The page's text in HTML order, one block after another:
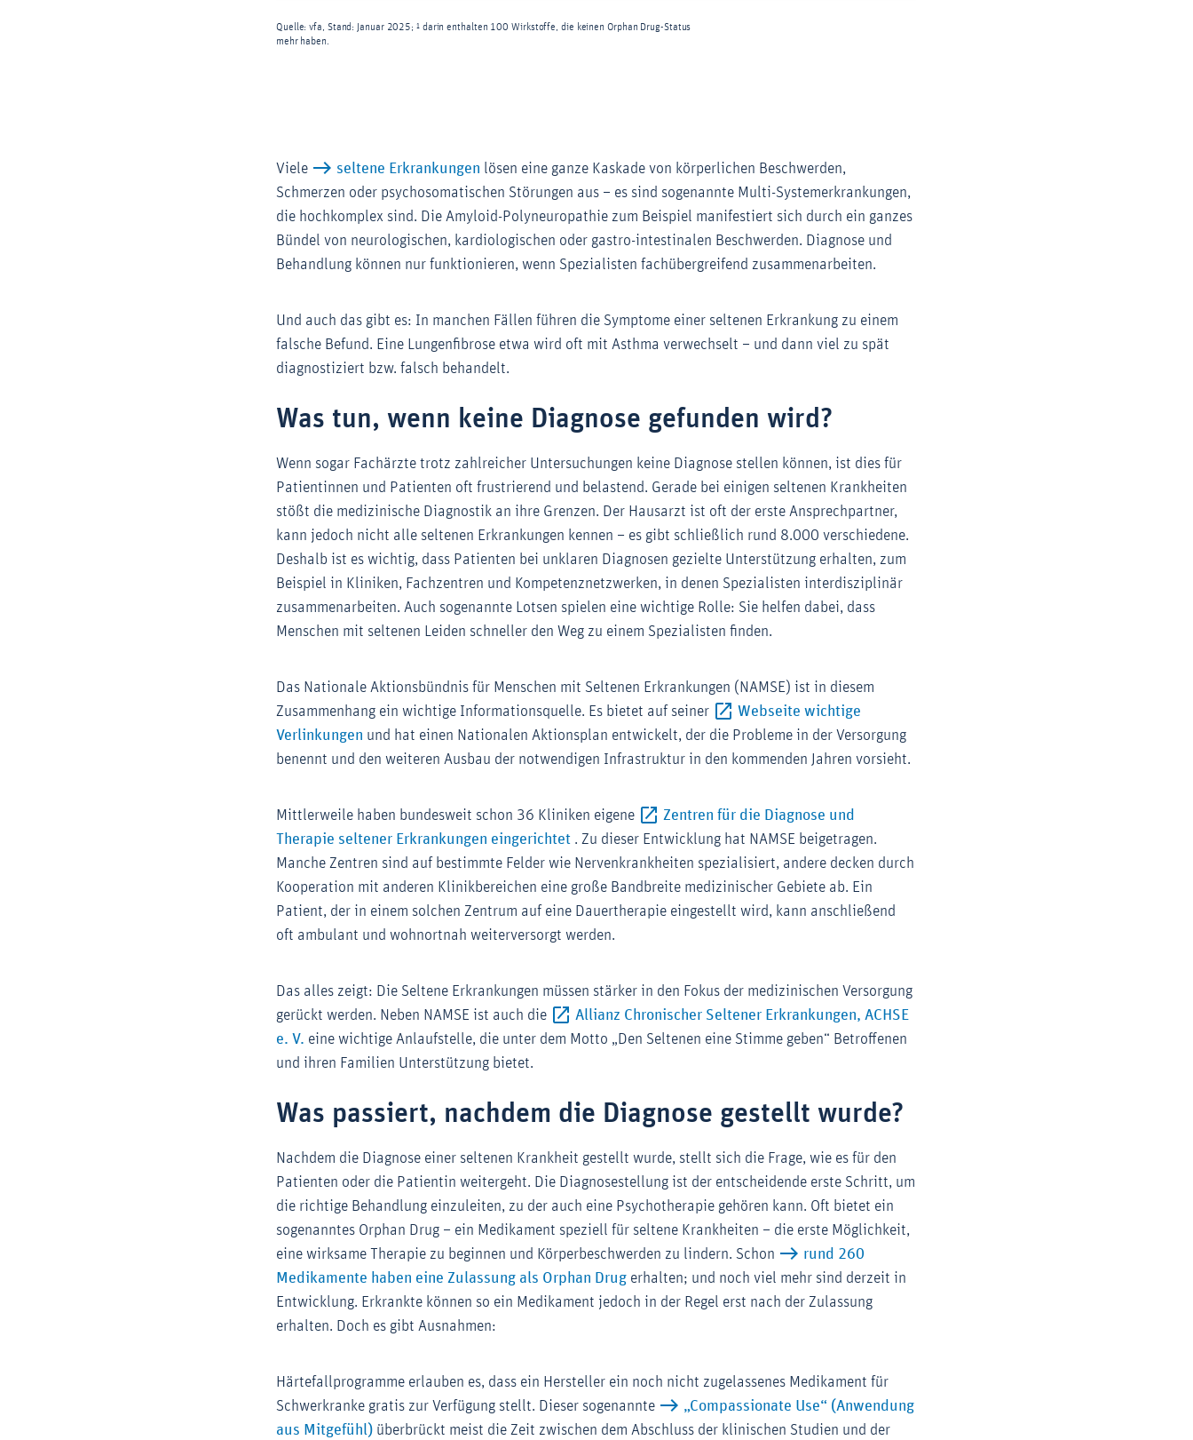
Viele seltene Erkrankungen lösen eine ganze Kaskade von körperlichen Beschwerden,
Schmerzen oder psychosomatischen Störungen aus – es sind sogenannte Multi-Systemerkrankungen,
die hochkomplex sind. Die Amyloid-Polyneuropathie zum Beispiel manifestiert sich durch ein ganzes
Bündel von neurologischen, kardiologischen oder gastro-intestinalen Beschwerden. Diagnose und
Behandlung können nur funktionieren, wenn Spezialisten fachübergreifend zusammenarbeiten.
Und auch das gibt es: In manchen Fällen führen die Symptome einer seltenen Erkrankung zu einem
falsche Befund. Eine Lungenfibrose etwa wird oft mit Asthma verwechselt – und dann viel zu spät
diagnostiziert bzw. falsch behandelt.
Was tun, wenn keine Diagnose gefunden wird?
Wenn sogar Fachärzte trotz zahlreicher Untersuchungen keine Diagnose stellen können, ist dies für
Patientinnen und Patienten oft frustrierend und belastend. Gerade bei einigen seltenen Krankheiten
stößt die medizinische Diagnostik an ihre Grenzen. Der Hausarzt ist oft der erste Ansprechpartner,
kann jedoch nicht alle seltenen Erkrankungen kennen – es gibt schließlich rund 8.000 verschiedene.
Deshalb ist es wichtig, dass Patienten bei unklaren Diagnosen gezielte Unterstützung erhalten, zum
Beispiel in Kliniken, Fachzentren und Kompetenznetzwerken, in denen Spezialisten interdisziplinär
zusammenarbeiten. Auch sogenannte Lotsen spielen eine wichtige Rolle: Sie helfen dabei, dass
Menschen mit seltenen Leiden schneller den Weg zu einem Spezialisten finden.
Das Nationale Aktionsbündnis für Menschen mit Seltenen Erkrankungen (NAMSE) ist in diesem
Zusammenhang ein wichtige Informationsquelle. Es bietet auf seiner
Webseite wichtige
Verlinkungen Externer-Link (Öffnet im neuen Fenster)
und hat einen Nationalen Aktionsplan entwickelt, der die Probleme in der Versorgung
benennt und den weiteren Ausbau der notwendigen Infrastruktur in den kommenden Jahren vorsieht.
Mittlerweile haben bundesweit schon 36 Kliniken eigene
Zentren für die Diagnose und
Therapie seltener Erkrankungen eingerichtet Externer-Link (Öffnet im neuen Fenster)
. Zu dieser Entwicklung hat NAMSE beigetragen.
Manche Zentren sind auf bestimmte Felder wie Nervenkrankheiten spezialisiert, andere decken durch
Kooperation mit anderen Klinikbereichen eine große Bandbreite medizinischer Gebiete ab. Ein
Patient, der in einem solchen Zentrum auf eine Dauertherapie eingestellt wird, kann anschließend
oft ambulant und wohnortnah weiterversorgt werden.
Das alles zeigt: Die Seltene Erkrankungen müssen stärker in den Fokus der medizinischen Versorgung
gerückt werden. Neben NAMSE ist auch die
Allianz Chronischer Seltener Erkrankungen, ACHSE
e. V. Externer-Link (Öffnet im neuen Fenster)
eine wichtige Anlaufstelle, die unter dem Motto „Den Seltenen eine Stimme geben“ Betroffenen
und ihren Familien Unterstützung bietet.
Was passiert, nachdem die Diagnose gestellt wurde?
Nachdem die Diagnose einer seltenen Krankheit gestellt wurde, stellt sich die Frage, wie es für den
Patienten oder die Patientin weitergeht. Die Diagnosestellung ist der entscheidende erste Schritt, um
die richtige Behandlung einzuleiten, zu der auch eine Psychotherapie gehören kann. Oft bietet ein
sogenanntes Orphan Drug – ein Medikament speziell für seltene Krankheiten – die erste Möglichkeit,
eine wirksame Therapie zu beginnen und Körperbeschwerden zu lindern. Schon
rund 260
Medikamente haben eine Zulassung als Orphan Drug erhalten; und noch viel mehr sind derzeit in
Entwicklung. Erkrankte können so ein Medikament jedoch in der Regel erst nach der Zulassung
erhalten. Doch es gibt Ausnahmen:
Härtefallprogramme erlauben es, dass ein Hersteller ein noch nicht zugelassenes Medikament für
Schwerkranke gratis zur Verfügung stellt. Dieser sogenannte
„Compassionate Use“ (Anwendung
aus Mitgefühl) überbrückt meist die Zeit zwischen dem Abschluss der klinischen Studien und der